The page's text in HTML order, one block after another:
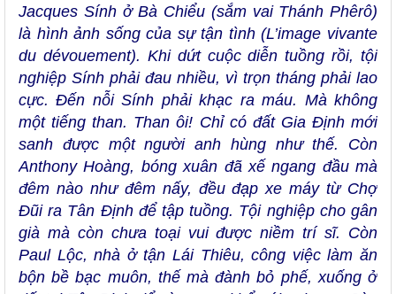
Jacques Sính ở Bà Chiểu (sắm vai Thánh Phêrô)
là hình ảnh sống của sự tận tình (L’image vivante
du dévouement). Khi dứt cuộc diễn tuồng rồi, tội
nghiệp Sính phải đau nhiều, vì trọn tháng phải lao
cực. Đến nỗi Sính phải khạc ra máu. Mà không
một tiếng than. Than ôi! Chỉ có đất Gia Định mới
sanh được một người anh hùng như thế. Còn
Anthony Hoàng, bóng xuân đã xế ngang đầu mà
đêm nào như đêm nấy, đều đạp xe máy từ Chợ
Đũi ra Tân Định để tập tuồng. Tội nghiệp cho gân
già mà còn chưa toại vui được niềm trí sĩ. Còn
Paul Lộc, nhà ở tận Lái Thiêu, công việc làm ăn
bộn bề bạc muôn, thế mà đành bỏ phế, xuống ở